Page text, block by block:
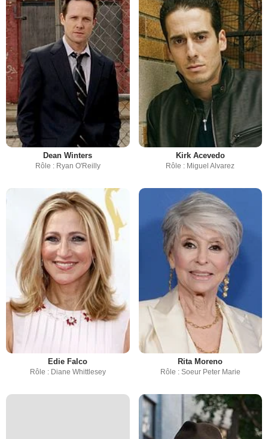
Dean Winters
Rôle : Ryan O'Reilly
Kirk Acevedo
Rôle : Miguel Alvarez
Edie Falco
Rôle : Diane Whittlesey
Rita Moreno
Rôle : Soeur Peter Marie